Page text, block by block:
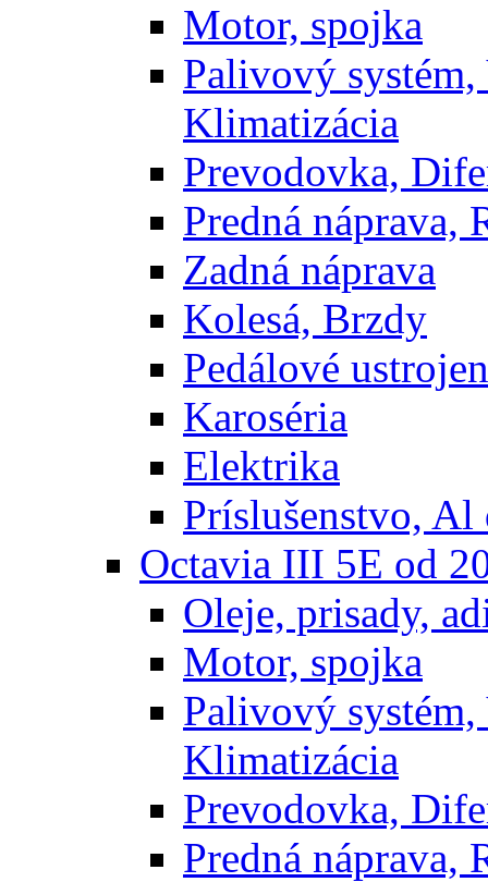
Motor, spojka
Palivový
Klimatizácia
Prevodovka,
Predná náprava,
Zadná náprava
Kolesá, Brzdy
Pedálové
Karoséria
Elektrika
Príslušenstvo, Al
Octavia III 5E od
Oleje, prisady,
Motor, spojka
Palivový
Klimatizácia
Prevodovka,
Predná náprava,